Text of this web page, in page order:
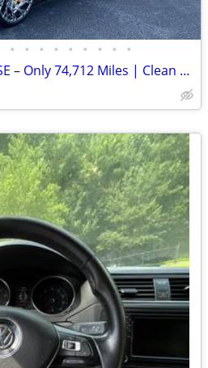
• • • • • • • • •
2013 Volkswagen Jetta SE – Only 74,712 Miles | Clean Title